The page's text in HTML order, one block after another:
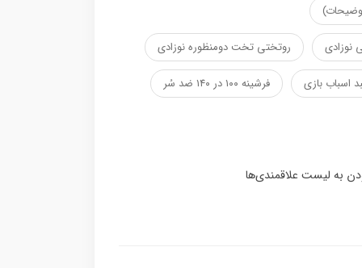
نوزادی روتختی تخت دومنظوره نوزادی
اسباب بازی فرشینه ۱۰۰ در ۱۴۰ ضد سُر